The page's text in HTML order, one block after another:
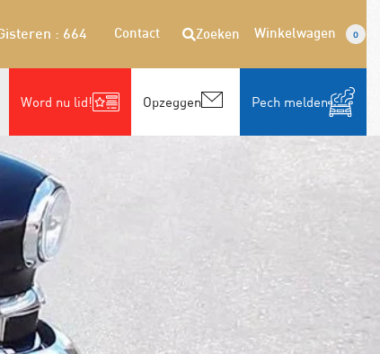
: 664 Contact Zoeken Winkelwagen 0
Word nu lid! Opzeggen Pech melden